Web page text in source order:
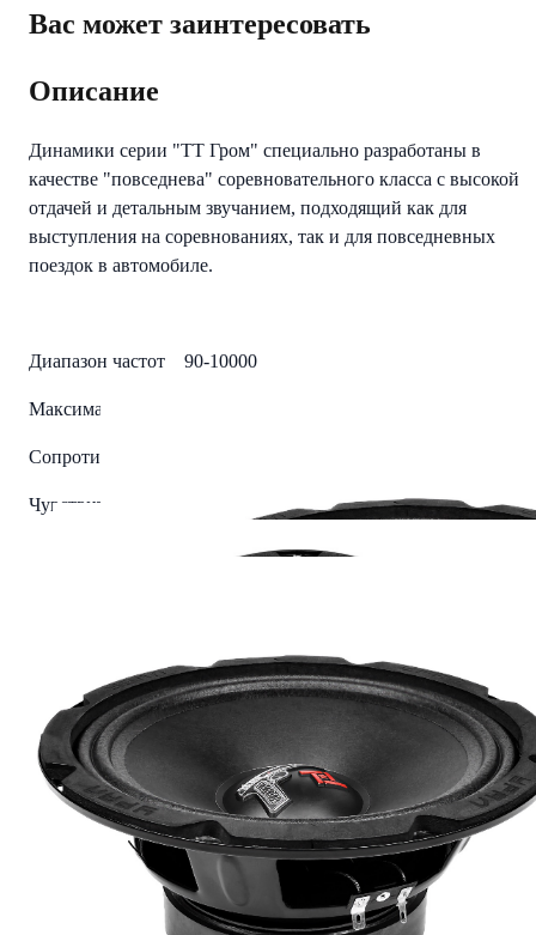
Вас может заинтересовать
Описание
Динамики серии "ТТ Гром" специально разработаны в
качестве "повседнева" соревновательного класса с высокой
отдачей и детальным звучанием, подходящий как для
выступления на соревнованиях, так и для повседневных
поездок в автомобиле.
Диапазон частот 90-10000
Максимальная мощность, Вт 260
Сопротивление, Ом 4
Чувствительность, дБ 96
Мощность номинальная, Вт 130
Читать полностью
Характеристики
Вес Брутто4.312
Сопротивление4 Ом
8" (20 см)
Защитные сетки (гриль)Нет